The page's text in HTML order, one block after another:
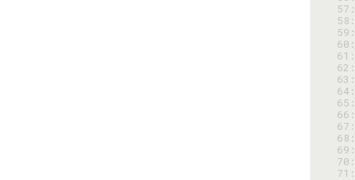
57:
58:
59:
60:
61:
62:
63:
64:
65:
66:
67:
68:
69:
70:
71: